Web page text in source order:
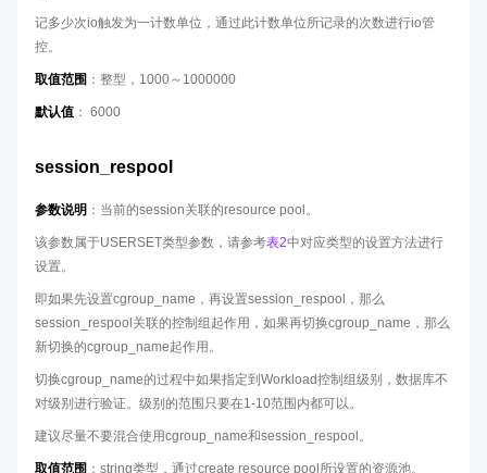
记多少次io触发为一计数单位，通过此计数单位所记录的次数进行io管
控。
取值范围 ：整型，1000～1000000
默认值 ： 6000
session_respool
参数说明 ：当前的session关联的resource pool。
该参数属于USERSET类型参数，请参考表2中对应类型的设置方法进行
设置。
即如果先设置cgroup_name，再设置session_respool，那么
session_respool关联的控制组起作用，如果再切换cgroup_name，那么
新切换的cgroup_name起作用。
切换cgroup_name的过程中如果指定到Workload控制组级别，数据库不
对级别进行验证。级别的范围只要在1-10范围内都可以。
建议尽量不要混合使用cgroup_name和session_respool。
取值范围 ：string类型，通过create resource pool所设置的资源池。